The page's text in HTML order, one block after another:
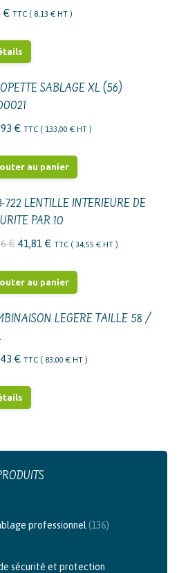
€ TTC ( 8,13 € HT )
SABLAGE XL (56)
€ TTC ( 133,00 € HT )
au panier
722 LENTILLE INTERIEURE DE
PAR 10
€Le
initial
52,26 €.
41,81 €Le
actuel
41,81 €.
TTC ( 34,55 € HT )
au panier
LEGERE TAILLE 58 /
€ TTC ( 83,00 € HT )
professionnel (136)
sécurité et protection